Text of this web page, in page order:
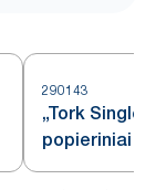
290143
„Tork
popieriniai